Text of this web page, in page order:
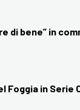
di bene” in
Foggia in Serie